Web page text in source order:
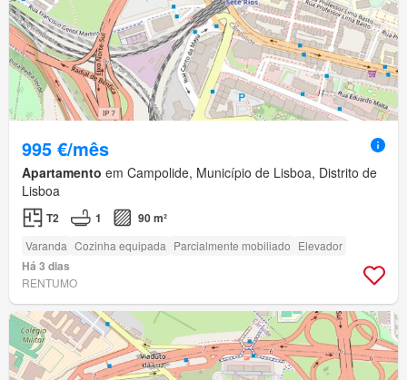
995 €/mês
Apartamento em Campolide, Município de Lisboa, Distrito de
Lisboa
T2 1 90 m²
Varanda Cozinha equipada Parcialmente mobiliado Elevador
Há 3 dias
RENTUMO